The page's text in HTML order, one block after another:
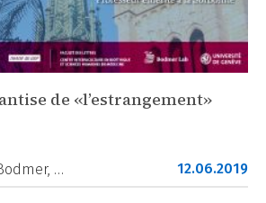
de «l’estrangement»
… 12.06.2019